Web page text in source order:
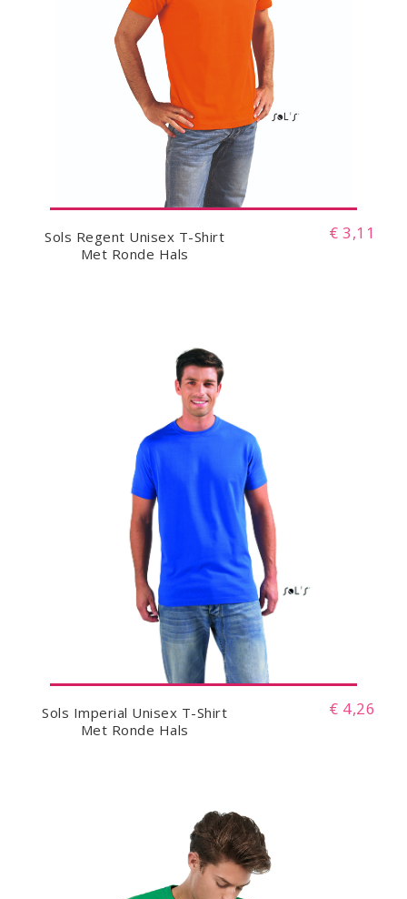
Sols Regent Unisex T-Shirt
Met Ronde Hals
€ 3,11
Sols Imperial Unisex T-Shirt
Met Ronde Hals
€ 4,26